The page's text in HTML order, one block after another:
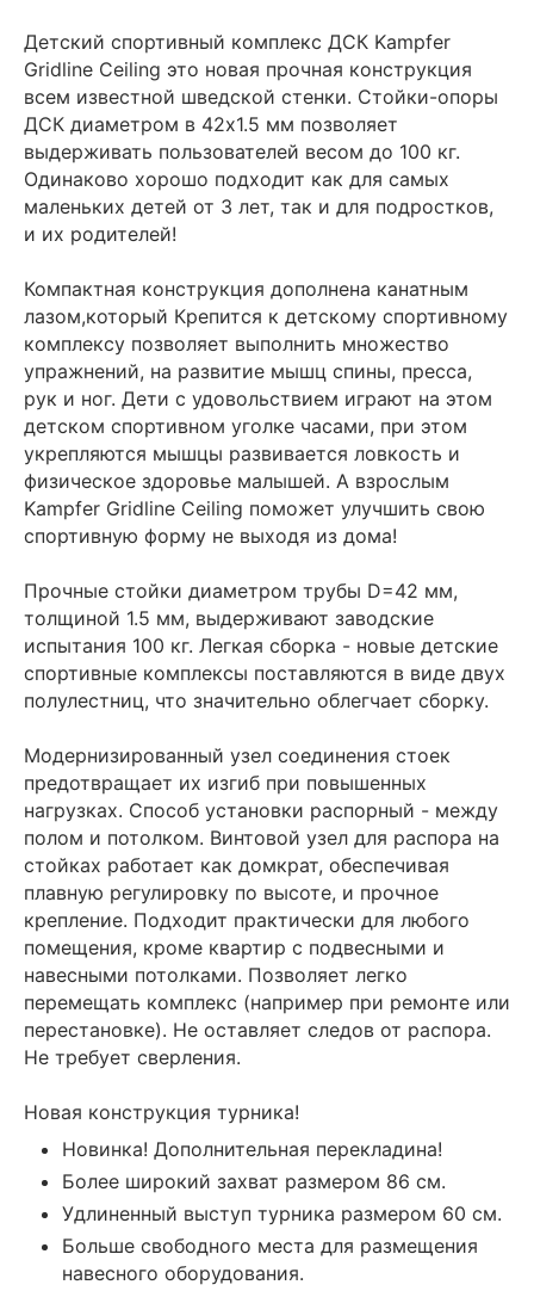
Детский спортивный комплекс ДСК Kampfer
Gridline Ceiling это новая прочная конструкция
всем известной шведской стенки. Стойки-опоры
ДСК диаметром в 42х1.5 мм позволяет
выдерживать пользователей весом до 100 кг.
Одинаково хорошо подходит как для самых
маленьких детей от 3 лет, так и для подростков,
и их родителей!
Компактная конструкция дополнена канатным
лазом,который Крепится к детскому спортивному
комплексу позволяет выполнить множество
упражнений, на развитие мышц спины, пресса,
рук и ног. Дети с удовольствием играют на этом
детском спортивном уголке часами, при этом
укрепляются мышцы развивается ловкость и
физическое здоровье малышей. А взрослым
Kampfer Gridline Ceiling поможет улучшить свою
спортивную форму не выходя из дома!
Прочные стойки диаметром трубы D=42 мм,
толщиной 1.5 мм, выдерживают заводские
испытания 100 кг. Легкая сборка - новые детские
спортивные комплексы поставляются в виде двух
полулестниц, что значительно облегчает сборку.
Модернизированный узел соединения стоек
предотвращает их изгиб при повышенных
нагрузках. Способ установки распорный - между
полом и потолком. Винтовой узел для распора на
стойках работает как домкрат, обеспечивая
плавную регулировку по высоте, и прочное
крепление. Подходит практически для любого
помещения, кроме квартир с подвесными и
навесными потолками. Позволяет легко
перемещать комплекс (например при ремонте или
перестановке). Не оставляет следов от распора.
Не требует сверления.
Новая конструкция турника!
Новинка! Дополнительная перекладина!
Более широкий захват размером 86 см.
Удлиненный выступ турника размером 60 см.
Больше свободного места для размещения
навесного оборудования.